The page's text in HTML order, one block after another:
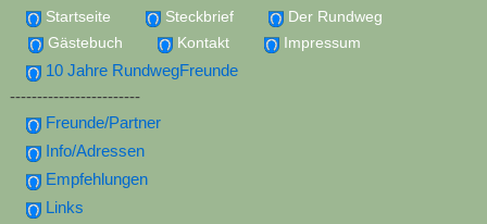
Startseite Steckbrief
Der Rundweg
Gästebuch
Kontakt Impressum
10 Jahre RundwegFreunde
------------------------
Freunde/Partner
Info/Adressen
Empfehlungen
Links